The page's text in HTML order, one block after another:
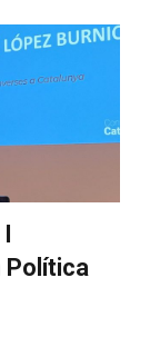
Política